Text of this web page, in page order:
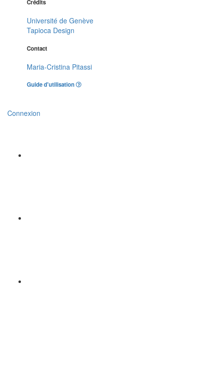
Crédits
Université de Genève
Tapioca Design
Contact
Maria-Cristina Pitassi
Guide d'utilisation
Connexion